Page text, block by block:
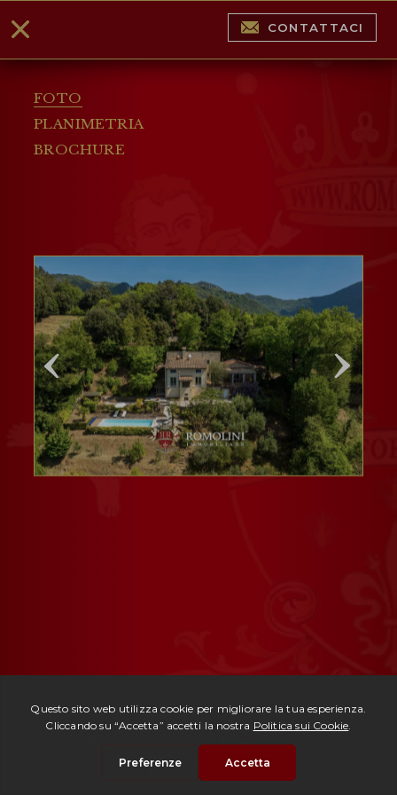
FOTO
PLANIMETRIA
BROCHURE
CONTATTACI
Villa Pietrasanta
| € 1.280.000